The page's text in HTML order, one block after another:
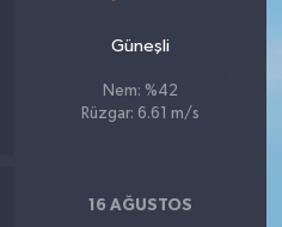
Güneşli
Nem: %42
Rüzgar: 6.61 m/s
16 AĞUSTOS